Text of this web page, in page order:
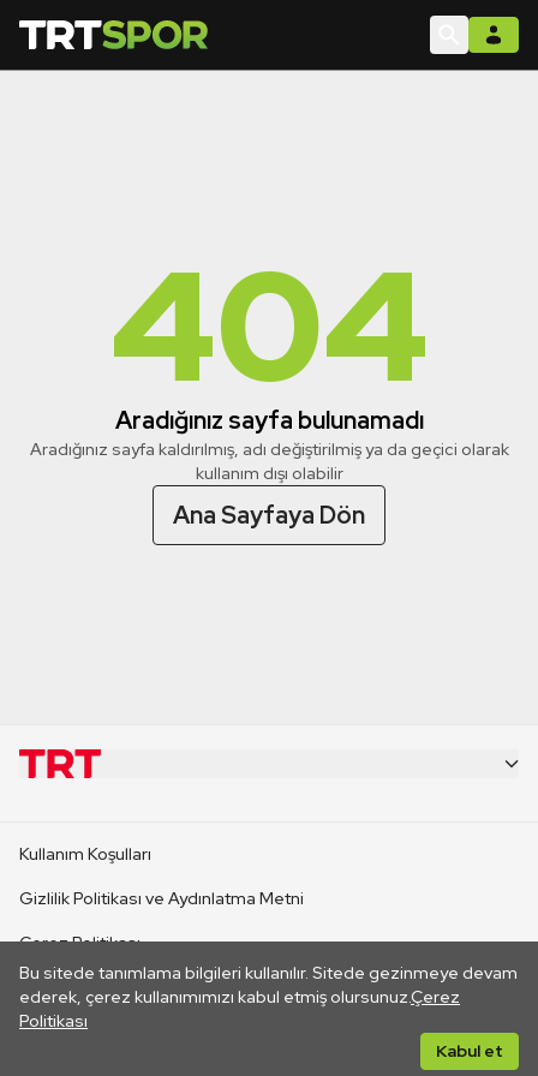
404
Aradığınız sayfa bulunamadı
Aradığınız sayfa kaldırılmış, adı değiştirilmiş ya da geçici olarak
kullanım dışı olabilir
Ana Sayfaya Dön
Bu sitede tanımlama bilgileri kullanılır. Sitede gezinmeye devam
ederek, çerez kullanımımızı kabul etmiş olursunuz.Çerez
Politikası
Kabul et
CANLI YAYINLAR
Kullanım Koşulları
Gizlilik Politikası ve Aydınlatma Metni
Çerez Politikası
İletişim
Her hakkı saklıdır. ©2026 TRT. Bağlantı yoluyla gidilen dış